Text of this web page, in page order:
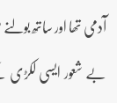
آدمی تھا اور ساتھ
بے شعور ایسی لکڑی